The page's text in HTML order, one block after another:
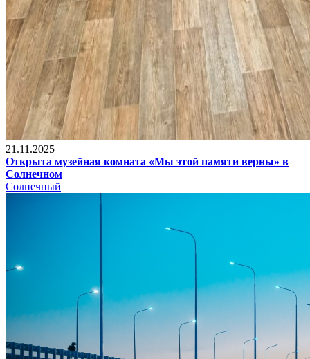
21.11.2025
Открыта музейная комната «Мы этой памяти верны» в
Солнечном
Солнечный